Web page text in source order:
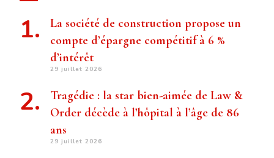
La société de construction propose un
compte d’épargne compétitif à 6 %
d’intérêt
29 juillet 2026
Tragédie : la star bien-aimée de Law &
Order décède à l’hôpital à l’âge de 86
ans
29 juillet 2026